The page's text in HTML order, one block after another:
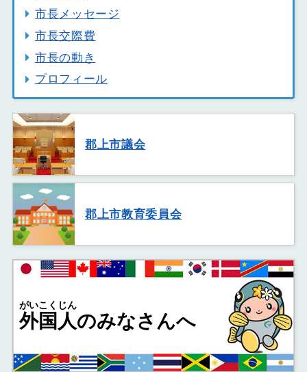
市長メッセージ
市長交際費
市長の動き
プロフィール
郡上市議会
郡上市教育委員会
外国人
がいこくじん
のみなさんへ